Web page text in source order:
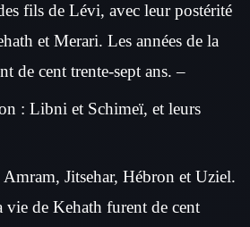
fils de Lévi, avec leur postérité
et Merari. Les années de la
de cent trente-sept ans. –
: Libni et Schimeï, et leurs
Jitsehar, Hébron et Uziel.
vie de Kehath furent de cent